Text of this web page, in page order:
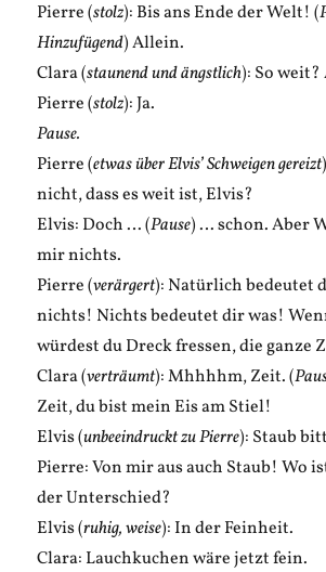
Pierre (stolz): Bis ans Ende der Welt! (
Hinzufügend) Allein.
Clara (staunend und ängstlich): So
Pierre (stolz): Ja.
Pause.
Pierre (etwas über Elvis’ Schweigen gereizt
nicht, dass es weit ist, Elvis?
Elvis: Doch … (Pause) … schon. Aber
mir nichts.
Pierre (verärgert): Natürlich bedeutet
nichts! Nichts bedeutet dir was!
würdest du Dreck fressen, die ganze
Clara (verträumt): Mhhhhm, Zeit. (
Zeit, du bist mein Eis am Stiel!
Elvis (unbeeindruckt zu Pierre): Staub
Pierre: Von mir aus auch Staub! Wo
der Unterschied?
Elvis (ruhig, weise): In der Feinheit.
Clara: Lauchkuchen wäre jetzt fein.